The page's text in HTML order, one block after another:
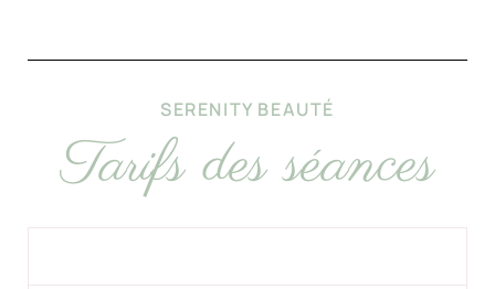
SERENITY BEAUTÉ
Tarifs des séances